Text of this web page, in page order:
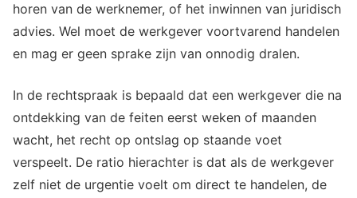
horen van de werknemer, of het inwinnen van juridisch
advies. Wel moet de werkgever voortvarend handelen
en mag er geen sprake zijn van onnodig dralen.
In de rechtspraak is bepaald dat een werkgever die na
ontdekking van de feiten eerst weken of maanden
wacht, het recht op ontslag op staande voet
verspeelt. De ratio hierachter is dat als de werkgever
zelf niet de urgentie voelt om direct te handelen, de